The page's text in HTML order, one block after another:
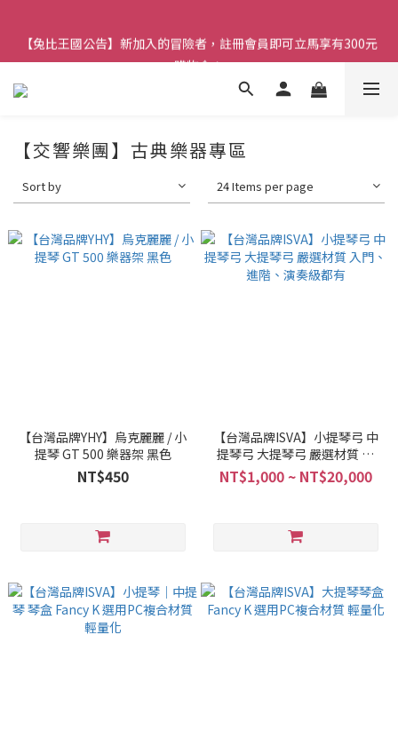
購物金！
購物金！
【交響樂團】古典樂器專區
Sort by 24 Items per page
【台灣品牌YHY】烏克麗麗 / 小
提琴 GT 500 樂器架 黑色
NT$450
【台灣品牌ISVA】小提琴弓 中
提琴弓 大提琴弓 嚴選材質 入
門、進階、演奏級都有
NT$1,000 ~ NT$20,000